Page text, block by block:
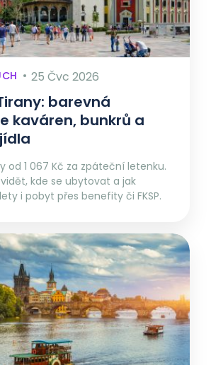
25 Čvc 2026
barevná
kaváren, bunkrů a
od 1 067 Kč za zpáteční letenku.
kde se ubytovat a jak
i pobyt přes benefity či FKSP.